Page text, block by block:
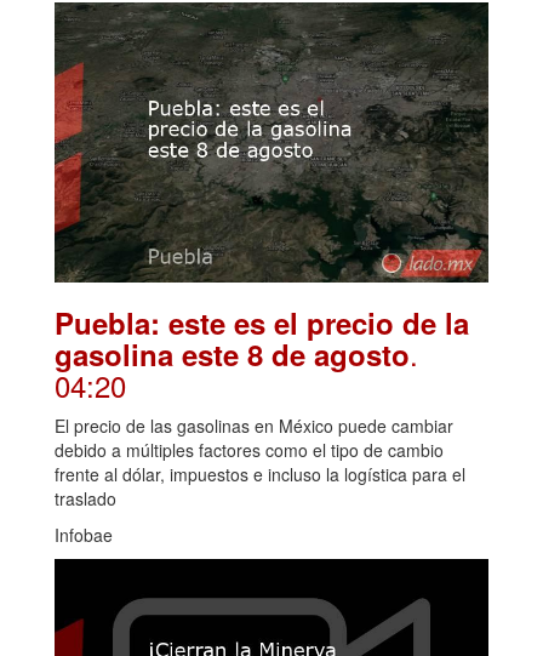
Puebla: este es el precio de la
gasolina este 8 de agosto.
04:20
El precio de las gasolinas en México puede cambiar
debido a múltiples factores como el tipo de cambio
frente al dólar, impuestos e incluso la logística para el
traslado
Infobae